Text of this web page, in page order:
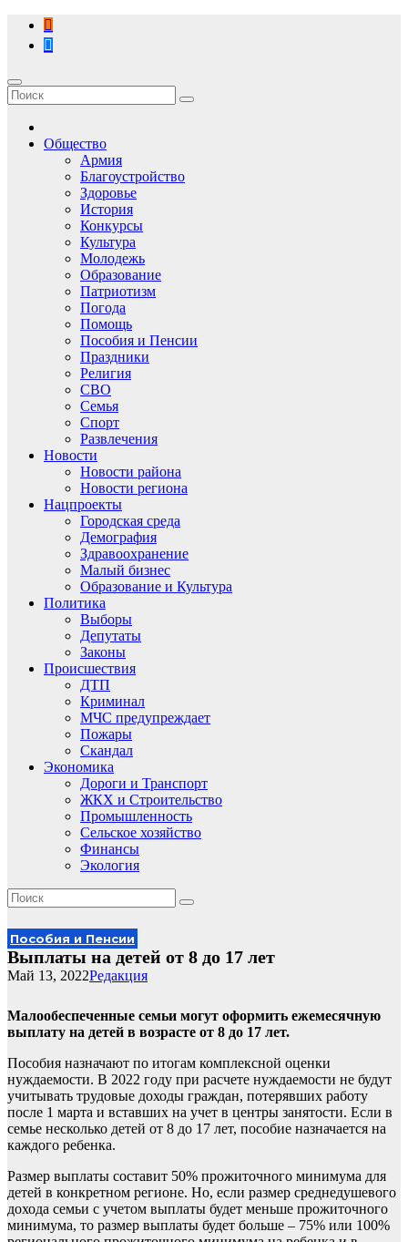
Перейти
содержимому
Общество
Армия
Благоустройство
Здоровье
История
Конкурсы
Культура
Молодежь
Образование
Патриотизм
Погода
Помощь
Пособия и Пенсии
Праздники
Религия
СВО
Семья
Спорт
Развлечения
Новости
Новости района
Новости региона
Нацпроекты
Городская среда
Демография
Здравоохранение
Малый бизнес
Образование и Культура
Политика
Выборы
Депутаты
Законы
Происшествия
ДТП
Криминал
МЧС предупреждает
Пожары
Скандал
Экономика
Дороги и Транспорт
ЖКХ и Строительство
Промышленность
Сельское хозяйство
Финансы
Экология
Пособия и Пенсии
Выплаты на детей от 8 до 17 лет
Редакция
Май 13, 2022
Малообеспеченные семьи могут оформить ежемесячную
выплату на детей в возрасте от 8 до 17 лет.
Пособия назначают по итогам комплексной оценки
нуждаемости. В 2022 году при расчете нуждаемости не будут
учитывать трудовые доходы граждан, потерявших работу
после 1 марта и вставших на учет в центры занятости. Если в
семье несколько детей от 8 до 17 лет, пособие назначается на
каждого ребенка.
Размер выплаты составит 50% прожиточного минимума для
детей в конкретном регионе. Но, если размер среднедушевого
дохода семьи с учетом выплаты будет меньше прожиточного
минимума, то размер выплаты будет больше – 75% или 100%